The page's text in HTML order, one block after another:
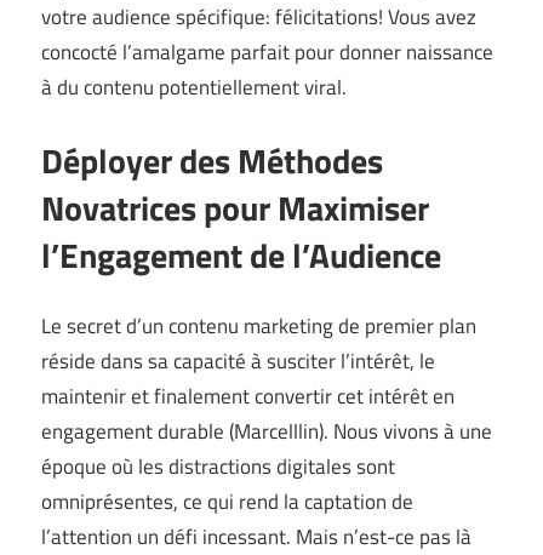
votre audience spécifique: félicitations! Vous avez
concocté l’amalgame parfait pour donner naissance
à du contenu potentiellement viral.
Déployer des Méthodes
Novatrices pour Maximiser
l’Engagement de l’Audience
Le secret d’un contenu marketing de premier plan
réside dans sa capacité à susciter l’intérêt, le
maintenir et finalement convertir cet intérêt en
engagement durable (Marcelllin). Nous vivons à une
époque où les distractions digitales sont
omniprésentes, ce qui rend la captation de
l’attention un défi incessant. Mais n’est-ce pas là